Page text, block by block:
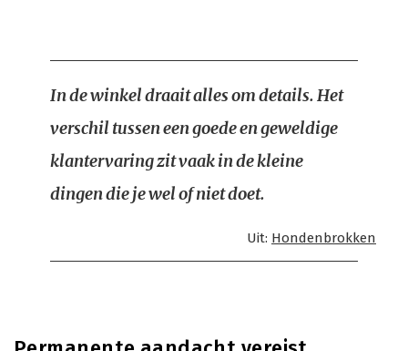
In de winkel draait alles om details. Het
verschil tussen een goede en geweldige
klantervaring zit vaak in de kleine
dingen die je wel of niet doet.
Uit: Hondenbrokken